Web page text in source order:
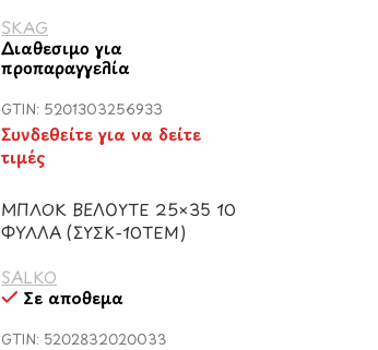
SKAG
Διαθέσιμο για
προπαραγγελία
GTIN: 5201303256933
Συνδεθείτε για να δείτε
τιμές
ΜΠΛΟΚ ΒΕΛΟΥΤΕ 25×35 10
ΦΥΛΛΑ (ΣΥΣΚ-10ΤΕΜ)
SALKO
Σε απόθεμα
GTIN: 5202832020033